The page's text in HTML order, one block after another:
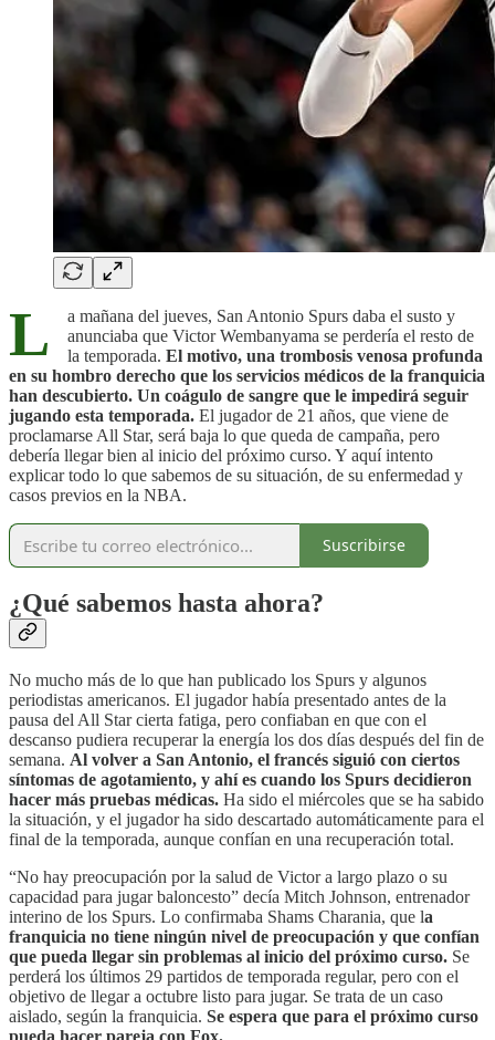
L
a mañana del jueves, San Antonio Spurs daba el susto y
anunciaba que Victor Wembanyama se perdería el resto de
la temporada. El motivo, una trombosis venosa profunda
en su hombro derecho que los servicios médicos de la franquicia
han descubierto. Un coágulo de sangre que le impedirá seguir
jugando esta temporada. El jugador de 21 años, que viene de
proclamarse All Star, será baja lo que queda de campaña, pero
debería llegar bien al inicio del próximo curso. Y aquí intento
explicar todo lo que sabemos de su situación, de su enfermedad y
casos previos en la NBA.
Suscribirse
¿Qué sabemos hasta ahora?
No mucho más de lo que han publicado los Spurs y algunos
periodistas americanos. El jugador había presentado antes de la
pausa del All Star cierta fatiga, pero confiaban en que con el
descanso pudiera recuperar la energía los dos días después del fin de
semana. Al volver a San Antonio, el francés siguió con ciertos
síntomas de agotamiento, y ahí es cuando los Spurs decidieron
hacer más pruebas médicas. Ha sido el miércoles que se ha sabido
la situación, y el jugador ha sido descartado automáticamente para el
final de la temporada, aunque confían en una recuperación total.
“No hay preocupación por la salud de Victor a largo plazo o su
capacidad para jugar baloncesto” decía Mitch Johnson, entrenador
interino de los Spurs. Lo confirmaba Shams Charania, que la
franquicia no tiene ningún nivel de preocupación y que confían
que pueda llegar sin problemas al inicio del próximo curso. Se
perderá los últimos 29 partidos de temporada regular, pero con el
objetivo de llegar a octubre listo para jugar. Se trata de un caso
aislado, según la franquicia. Se espera que para el próximo curso